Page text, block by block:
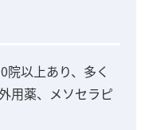
以上あり、多く
用薬、メソセラピ